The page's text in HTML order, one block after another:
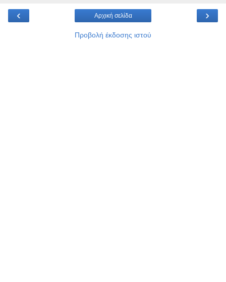
‹ ›
Αρχική σελίδα
Προβολή έκδοσης ιστού